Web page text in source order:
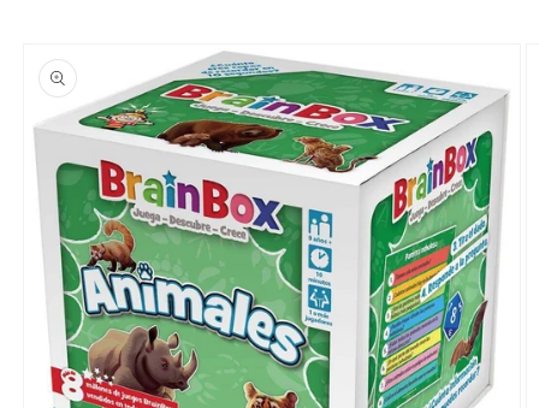
a la
información
del producto